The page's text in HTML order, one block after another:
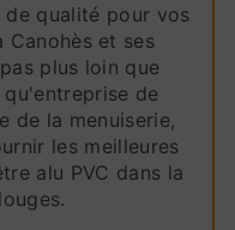
de qualité pour vos
Canohès et ses
plus loin que
de
de la menuiserie,
les meilleures
alu PVC dans la